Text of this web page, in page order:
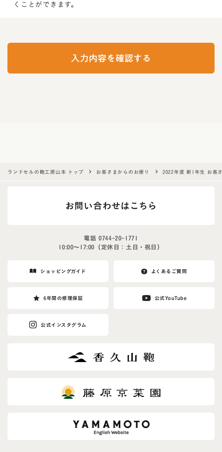
くことができます。
入力内容を確認する
ランドセルの鞄工房山本 トップ お客さまからのお便り 2022年度 新1年生 お客
お問い合わせはこちら
電話0744-20-1771
10:00〜17:00（定休日：土日・祝日）
ショッピングガイド よくあるご質問
6年間の修理保証 公式YouTube
公式インスタグラム